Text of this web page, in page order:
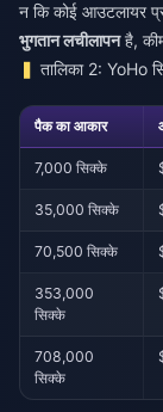
न कि कोई आउटलायर
भुगतान लचीलापनहै,
तालिका 2: YoHo
पैक का आकार
7,000 सिक्के
35,000 सिक्के
70,500 सिक्के
353,000
सिक्के
708,000
सिक्के